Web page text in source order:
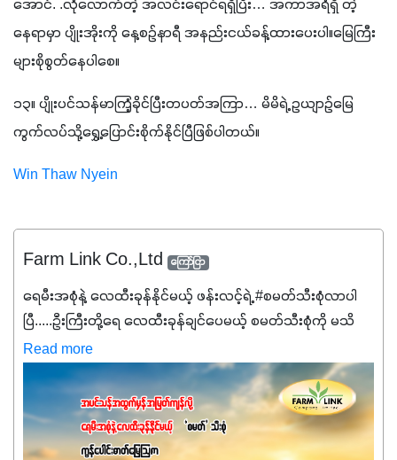
အောင်. .လုံလောက်တဲ့ အလင်းရောင်ရရှိပြီး… အကာအရံရှိ တဲ့
နေရာမှာ ပျိုးအိုးကို နေ့စဉ်နာရီ အနည်းငယ်ခန့်ထားပေးပါ။မြေကြီး
များစိုစွတ်နေပါစေ။
၁၃။ ပျိုးပင်သန်မာကြံ့ခိုင်ပြီးတပတ်အကြာ… မိမိရဲ့ ဥယျာဉ်မြေ
ကွက်လပ်သို့ရွှေ့ပြောင်းစိုက်နိုင်ပြီဖြစ်ပါတယ်။
Win Thaw Nyein
Farm Link Co.,Ltd ကြော်ငြာ
ရေမီးအစုံနဲ့ လေထီးခုန်နိုင်မယ့် ဖန်းလင့်ရဲ့ #စမတ်သီးစုံလာပါ
ပြီ.....ဦးကြီးတို့ရေ ‌လေထီးခုန်ချင်ပေမယ့် စမတ်သီးစုံကို မသိ
သေးရင်တော့ ဒီစာလေးကို ဆက်ဖတ်‌ပေးပါ #စမတ်သီးစုံဆိုတာ
အပင်တိုင်းအတွက် အဓိကအာဟာရNPK (19:7:8)နဲ့ #ဟူးမစ်
အက်စစ်တို့ အချိုးကျ ပေါင်းစပ်ထားတဲ့ ကွန်ပေါင်း
ဓာတ်မြေဩဇာဖြစ်ပါတယ်။ အဓိကအကျိုးကျေးဇူးတွေအနေနဲ့
ကတော့ နိုက်ထရိုဂျင် 19%ပါဝင်တဲ့အတွက် ကလိုရိုဖီးလ်ဖွဲ့စည်း
Read more